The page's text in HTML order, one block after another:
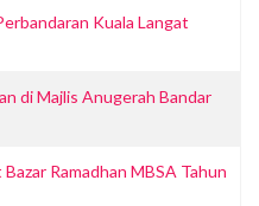
Kuala Langat
di Majlis Anugerah Bandar
Ramadhan MBSA Tahun